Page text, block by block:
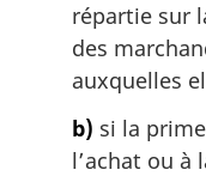
répartie sur
des
auxquelles
b) si la
l’achat ou à